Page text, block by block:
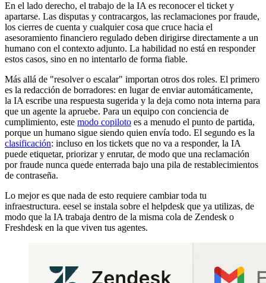
En el lado derecho, el trabajo de la IA es reconocer el ticket y
apartarse. Las disputas y contracargos, las reclamaciones por fraude,
los cierres de cuenta y cualquier cosa que cruce hacia el
asesoramiento financiero regulado deben dirigirse directamente a un
humano con el contexto adjunto. La habilidad no está en responder
estos casos, sino en no intentarlo de forma fiable.
Más allá de "resolver o escalar" importan otros dos roles. El primero
es la redacción de borradores: en lugar de enviar automáticamente,
la IA escribe una respuesta sugerida y la deja como nota interna para
que un agente la apruebe. Para un equipo con conciencia de
cumplimiento, este modo copiloto es a menudo el punto de partida,
porque un humano sigue siendo quien envía todo. El segundo es la
clasificación: incluso en los tickets que no va a responder, la IA
puede etiquetar, priorizar y enrutar, de modo que una reclamación
por fraude nunca quede enterrada bajo una pila de restablecimientos
de contraseña.
Lo mejor es que nada de esto requiere cambiar toda tu
infraestructura. eesel se instala sobre el helpdesk que ya utilizas, de
modo que la IA trabaja dentro de la misma cola de Zendesk o
Freshdesk en la que viven tus agentes.